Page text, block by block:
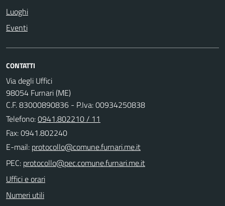
Luoghi
Eventi
CONTATTI
Via degli Uffici
98054 Furnari (ME)
C.F. 83000890836 - P.Iva: 00934250838
Telefono:0941.802210 / 11
Fax: 0941.802240
E-mail:
PEC:
Uffici e orari
Numeri utili